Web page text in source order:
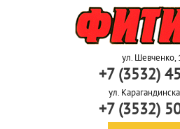
ул. Шевченко,
+7 (3532)
ул.
+7 (3532)